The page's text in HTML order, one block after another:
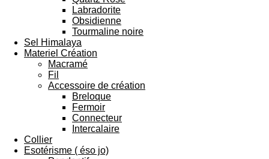
Labradorite
Obsidienne
Tourmaline noire
Sel Himalaya
Materiel Création
Macramé
Fil
Accessoire de création
Breloque
Fermoir
Connecteur
Intercalaire
Collier
Esotérisme ( éso jo)